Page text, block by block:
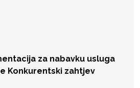
za nabavku usluga
Konkurentski zahtjev